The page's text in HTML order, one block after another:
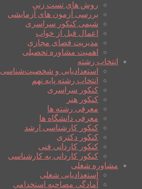
روش های تست زنی
بررسی آزمون های آزمایشی
شیمی کنکور سراسری
اعمال قبل از خواب
مدیریت فضای مجازی
اهمیت مشاوره تحصیلی
انتخاب رشته
استعدادیابی و شخصیت‌شناسی
انتخاب رشته پایه نهم
کنکور سراسری
کنکور هنر
معرفی رشته ها
معرفی دانشگاه ها
کنکور کارشناسی ارشد
کنکور دکتری
کنکور کاردانی فنی
کنکور کاردانی به کارشناسی
مشاوره شغلی
استعدادیابی شغلی
آمادگی مصاحبه استخدامی